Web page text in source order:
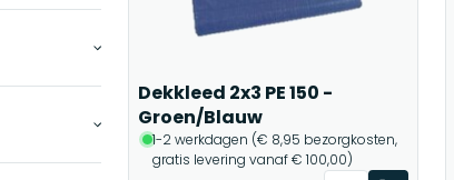
Dekkleed 2x3 PE 150 -
Groen/Blauw
1-2 werkdagen (€ 8,95 bezorgkosten,
gratis levering vanaf € 100,00)